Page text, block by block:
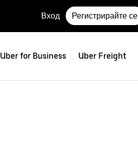
Вход Регистрирайте се
Uber for Business Uber Freight